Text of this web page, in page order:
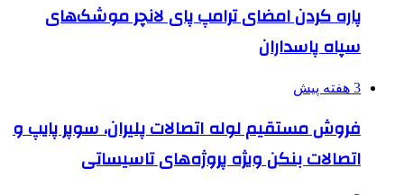
پاره کردن امضای ترامپ پای لانچر موشک‌های
سپاه پاسداران
3 هفته پیش
فروش مستقیم لوله اتصالات پلیران، سوپر پایپ و
اتصالات بنکن ویژه پروژه‌های تاسیساتی